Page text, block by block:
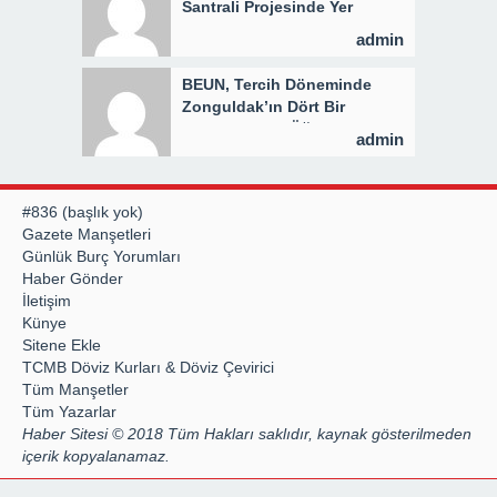
Santrali Projesinde Yer
admin
BEUN, Tercih Döneminde
Zonguldak’ın Dört Bir
Yanında Aday Öğrencilerle
admin
#836 (başlık yok)
Gazete Manşetleri
Günlük Burç Yorumları
Haber Gönder
İletişim
Künye
Sitene Ekle
TCMB Döviz Kurları & Döviz Çevirici
Tüm Manşetler
Tüm Yazarlar
Haber Sitesi © 2018 Tüm Hakları saklıdır, kaynak gösterilmeden
içerik kopyalanamaz.